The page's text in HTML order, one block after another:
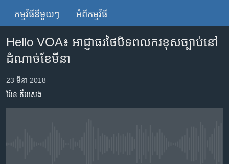
ព័ត៌មាន​​
រំលង​
និង​
ចូល​
ចិន
ហេឡូវីអូអេ
កម្ពុជាច្នៃប្រតិដ្ឋ
ព្រឹត្តិការណ៍ព័ត៌មាន
ទូរទស្សន៍ / វីដេអូ​
SUBSCRIBE
ទទួល​​​សេវា​​​ Podcast
កម្មវិធី​នីមួយៗ អំពី​កម្មវិធី​
Hello VOA៖ អាជ្ញាធរ​ថៃ​បិទ​ពលករ​ខុសច្បាប់​នៅ​
ដំណាច់​ខែមីនា
23 មីនា 2018
ម៉ែន គឹមសេង